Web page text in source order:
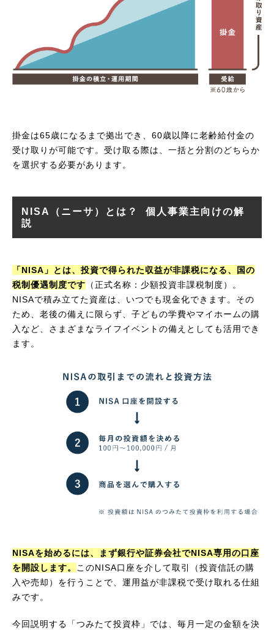
掛金は65歳になるまで拠出でき、60歳以降に老齢給付金の
受け取りが可能です。受け取る際は、一括と分割のどちらか
を選択する必要があります。
NISA（ニーサ）とは？ 個人事業主向けの解
説
「NISA」とは、投資で得られた収益が非課税になる、国の
税制優遇制度です （正式名称：少額投資非課税制度）。
NISAで積み立てた資産は、いつでも現金化できます。その
ため、老後の備えに限らず、子どもの学費やマイホームの購
入など、さまざまなライフイベントの備えとしても活用でき
ます。
NISAを始めるには、まず銀行や証券会社でNISA専用の口座
を開設します。
このNISA口座を介して取引（投資信託の購
入や売却）を行うことで、運用益が非課税で受け取れる仕組
みです。
今回説明する「つみたて投資枠」では、毎月一定の金額を決